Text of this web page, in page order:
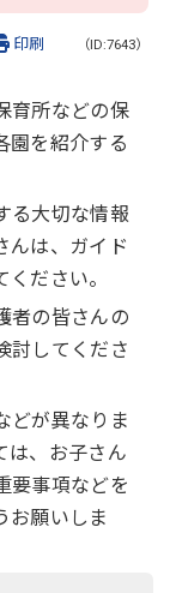
（ID:7643）
印刷
育所などの保
園を紹介する
る大切な情報
んは、ガイド
ださい。
者の皆さんの
討してくださ
どが異なりま
は、お子さん
要事項などを
お願いしま